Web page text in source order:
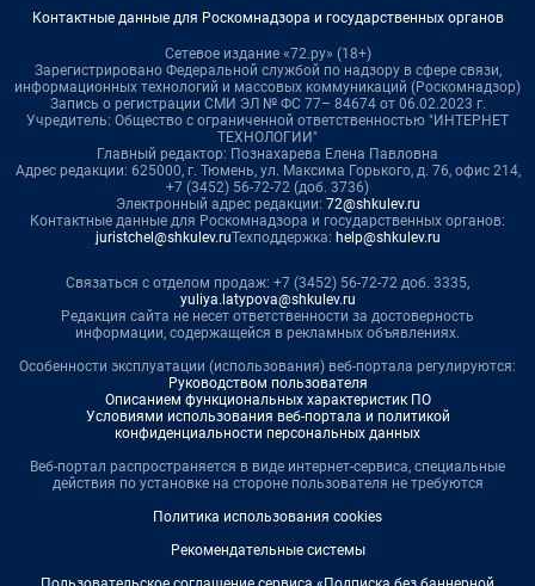
Контактные данные для Роскомнадзора и государственных органов
Сетевое издание «72.ру» (18+)
Зарегистрировано Федеральной службой по надзору в сфере связи,
информационных технологий и массовых коммуникаций (Роскомнадзор)
Запись о регистрации СМИ ЭЛ № ФС 77– 84674 от 06.02.2023 г.
Учредитель: Общество с ограниченной ответственностью "ИНТЕРНЕТ
ТЕХНОЛОГИИ"
Главный редактор: Познахарева Елена Павловна
Адрес редакции: 625000, г. Тюмень, ул. Максима Горького, д. 76, офис 214,
+7 (3452) 56-72-72 (доб. 3736)
Электронный адрес редакции: 72@shkulev.ru
Контактные данные для Роскомнадзора и государственных органов:
juristchel@shkulev.ruТехподдержка: help@shkulev.ru
Связаться с отделом продаж: +7 (3452) 56-72-72 доб. 3335,
yuliya.latypova@shkulev.ru
Редакция сайта не несет ответственности за достоверность
информации, содержащейся в рекламных объявлениях.
Особенности эксплуатации (использования) веб-портала регулируются:
Руководством пользователя
Описанием функциональных характеристик ПО
Условиями использования веб-портала и политикой
конфиденциальности персональных данных
Веб-портал распространяется в виде интернет-сервиса, специальные
действия по установке на стороне пользователя не требуются
Политика использования cookies
Рекомендательные системы